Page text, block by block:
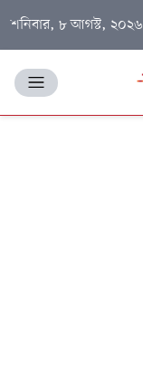
শনিবার, ৮ আগস্ট, ২০২৬